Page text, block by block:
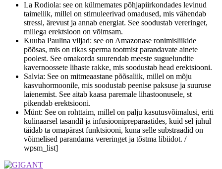
La Rodiola: see on külmemates põhjapiirkondades levinud
taimeliik, millel on stimuleerivad omadused, mis vähendab
stressi, ärevust ja annab energiat. See soodustab vereringet,
millega erektsioon on võimsam.
Kuuba Paulina viljad: see on Amazonase ronimisliikide
põõsas, mis on rikas sperma tootmist parandavate ainete
poolest. See omakorda suurendab meeste suguelundite
kavernoossete lihaste rakke, mis soodustab head erektsiooni.
Salvia: See on mitmeaastane põõsaliik, millel on mõju
kasvuhormoonile, mis soodustab peenise paksuse ja suuruse
laienemist. See aitab kaasa paremale lihastoonusele, st
pikendab erektsiooni.
Münt: See on rohttaim, millel on palju kasutusvõimalusi, eriti
kulinaarsel tasandil ja infusioonipreparaatides, kuid sel juhul
täidab ta omapärast funktsiooni, kuna selle substraadid on
võimelised parandama vereringet ja tõstma libiidot. /
wpsm_list]